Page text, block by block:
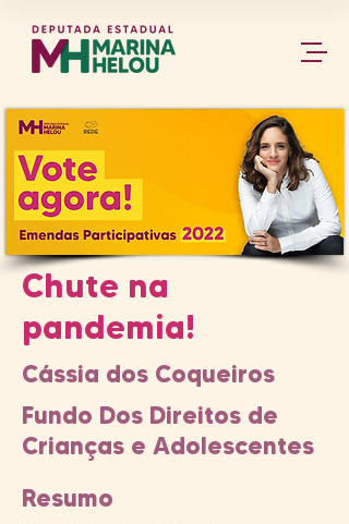
Chute na
pandemia!
Cássia dos Coqueiros
Fundo Dos Direitos de
Crianças e Adolescentes
Resumo